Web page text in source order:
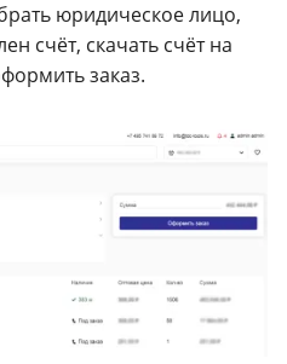
юридическое лицо,
счёт, скачать счёт на
заказ.